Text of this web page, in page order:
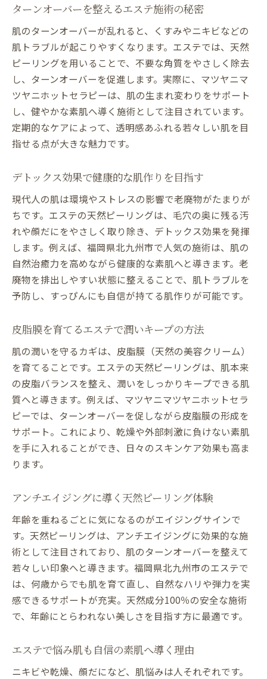
ターンオーバーを整えるエステ施術の秘密
肌のターンオーバーが乱れると、くすみやニキビなどの
肌トラブルが起こりやすくなります。エステでは、天然
ピーリングを用いることで、不要な角質をやさしく除去
し、ターンオーバーを促進します。実際に、マツヤニマ
ツヤニホットセラピーは、肌の生まれ変わりをサポート
し、健やかな素肌へ導く施術として注目されています。
定期的なケアによって、透明感あふれる若々しい肌を目
指せる点が大きな魅力です。
デトックス効果で健康的な肌作りを目指す
現代人の肌は環境やストレスの影響で老廃物がたまりが
ちです。エステの天然ピーリングは、毛穴の奥に残る汚
れや顔だにをやさしく取り除き、デトックス効果を発揮
します。例えば、福岡県北九州市で人気の施術は、肌の
自然治癒力を高めながら健康的な素肌へと導きます。老
廃物を排出しやすい状態に整えることで、肌トラブルを
予防し、すっぴんにも自信が持てる肌作りが可能です。
皮脂膜を育てるエステで潤いキープの方法
肌の潤いを守るカギは、皮脂膜（天然の美容クリーム）
を育てることです。エステの天然ピーリングは、肌本来
の皮脂バランスを整え、潤いをしっかりキープできる肌
質へと導きます。例えば、マツヤニマツヤニホットセラ
ピーでは、ターンオーバーを促しながら皮脂膜の形成を
サポート。これにより、乾燥や外部刺激に負けない素肌
を手に入れることができ、日々のスキンケア効果も高ま
ります。
アンチエイジングに導く天然ピーリング体験
年齢を重ねるごとに気になるのがエイジングサインで
す。天然ピーリングは、アンチエイジングに効果的な施
術として注目されており、肌のターンオーバーを整えて
若々しい印象へと導きます。福岡県北九州市のエステで
は、何歳からでも肌を育て直し、自然なハリや弾力を実
感できるサポートが充実。天然成分100％の安全な施術
で、年齢にとらわれない美しさを目指す方に最適です。
エステで悩み肌も自信の素肌へ導く理由
ニキビや乾燥、顔だになど、肌悩みは人それぞれです。